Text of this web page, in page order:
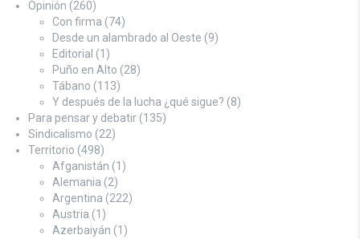
Opinión (260)
Con firma (74)
Desde un alambrado al Oeste (9)
Editorial (1)
Puño en Alto (28)
Tábano (113)
Y después de la lucha ¿qué sigue? (8)
Para pensar y debatir (135)
Sindicalismo (22)
Territorio (498)
Afganistán (1)
Alemania (2)
Argentina (222)
Austria (1)
Azerbaiyán (1)